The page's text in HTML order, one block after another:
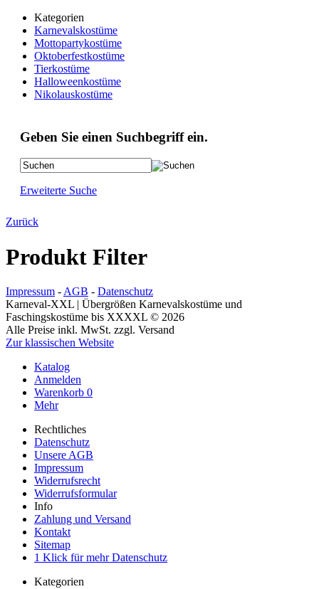
Kategorien
Karnevalskostüme
Mottopartykostüme
Oktoberfestkostüme
Tierkostüme
Halloweenkostüme
Nikolauskostüme
Geben Sie einen Suchbegriff ein.
Erweiterte Suche
Zurück
Produkt Filter
Impressum - AGB - Datenschutz
Karneval-XXL | Übergrößen Karnevalskostüme und
Faschingskostüme bis XXXXL © 2026
Alle Preise inkl. MwSt. zzgl. Versand
Zur klassischen Website
Katalog
Anmelden
Warenkorb 0
Mehr
Rechtliches
Datenschutz
Unsere AGB
Impressum
Widerrufsrecht
Widerrufsformular
Info
Zahlung und Versand
Kontakt
Sitemap
1 Klick für mehr Datenschutz
Kategorien